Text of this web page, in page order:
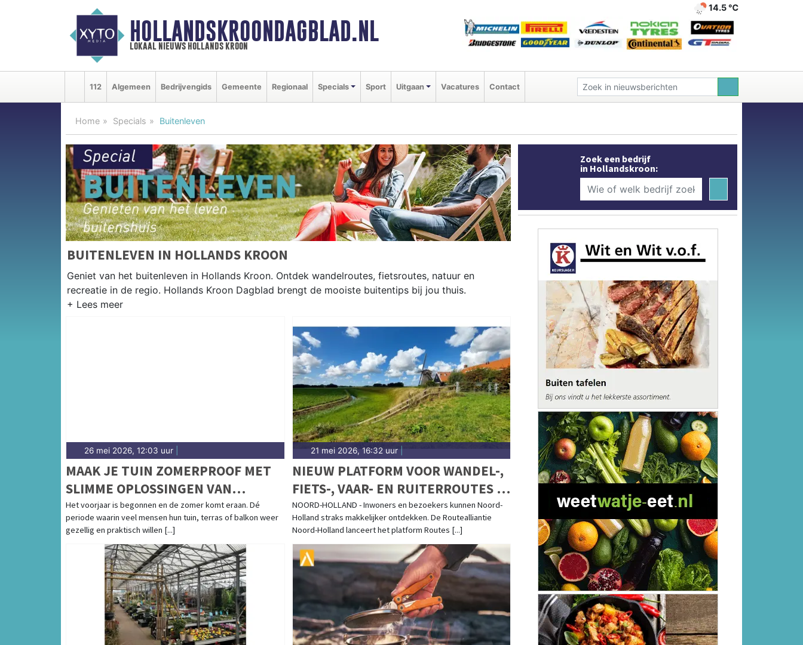
HOLLANDSKROONDAGBLAD.NL
lokaal nieuws hollands kroon
14.5 ℃
112 Algemeen Bedrijvengids Gemeente Regionaal Specials Sport Uitgaan Vacatures Contact
Home Specials Buitenleven
BUITENLEVEN IN HOLLANDS KROON
Geniet van het buitenleven in Hollands Kroon. Ontdek wandelroutes, fietsroutes, natuur en
recreatie in de regio. Hollands Kroon Dagblad brengt de mooiste buitentips bij jou thuis.
26 mei 2026, 12:03 uur
MAAK JE TUIN ZOMERPROOF MET
SLIMME OPLOSSINGEN VAN
STAALKABELSTUNTER
Het voorjaar is begonnen en de zomer komt eraan. Dé
periode waarin veel mensen hun tuin, terras of balkon weer
gezellig en praktisch willen [...]
21 mei 2026, 16:32 uur|
NIEUW PLATFORM VOOR WANDEL-,
FIETS-, VAAR- EN RUITERROUTES IN
NOORD-HOLLAND
NOORD-HOLLAND - Inwoners en bezoekers kunnen Noord-
Holland straks makkelijker ontdekken. De Routealliantie
Noord-Holland lanceert het platform Routes [...]
Zoek een bedrijf
in Hollandskroon: